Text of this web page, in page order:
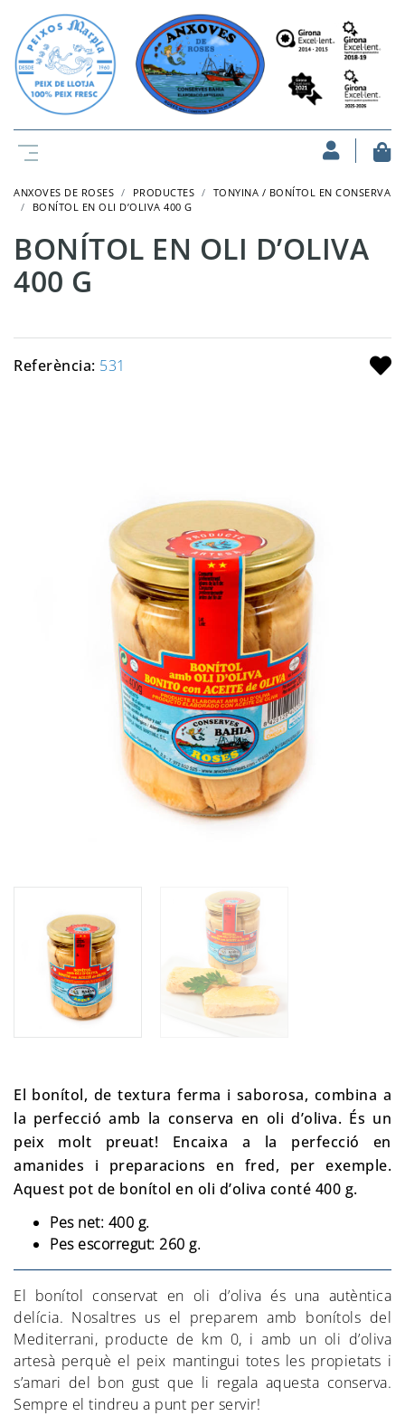
ANXOVES DE ROSES PRODUCTES
TONYINA / BONÍTOL EN CONSERVA
BONÍTOL EN OLI D’OLIVA 400 G
BONÍTOL EN OLI D’OLIVA
400 G
Referència: 531
El bonítol, de textura ferma i saborosa, combina a
la perfecció amb la conserva en oli d’oliva. És un
peix molt preuat! Encaixa a la perfecció en
amanides i preparacions en fred, per exemple.
Aquest pot de bonítol en oli d’oliva conté 400 g.
Pes net: 400 g.
Pes escorregut: 260 g.
El bonítol conservat en oli d’oliva és una autèntica
delícia. Nosaltres us el preparem amb bonítols del
Mediterrani, producte de km 0, i amb un oli d’oliva
artesà perquè el peix mantingui totes les propietats i
s’amari del bon gust que li regala aquesta conserva.
Sempre el tindreu a punt per servir!